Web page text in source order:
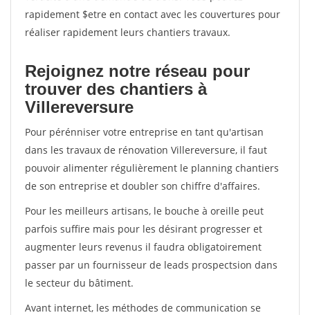
rapidement $etre en contact avec les couvertures pour
réaliser rapidement leurs chantiers travaux.
Rejoignez notre réseau pour
trouver des chantiers à
Villereversure
Pour pérénniser votre entreprise en tant qu'artisan
dans les travaux de rénovation Villereversure, il faut
pouvoir alimenter régulièrement le planning chantiers
de son entreprise et doubler son chiffre d'affaires.
Pour les meilleurs artisans, le bouche à oreille peut
parfois suffire mais pour les désirant progresser et
augmenter leurs revenus il faudra obligatoirement
passer par un fournisseur de leads prospectsion dans
le secteur du bâtiment.
Avant internet, les méthodes de communication se